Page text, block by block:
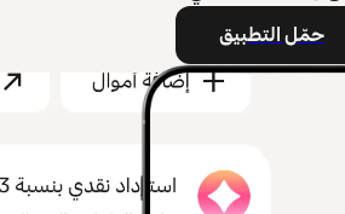
حمّل التطبيق